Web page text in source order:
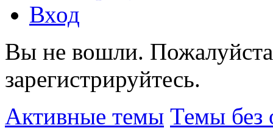
Вход
Вы не вошли.
зарегистрируйтесь.
Активные темы Темы без